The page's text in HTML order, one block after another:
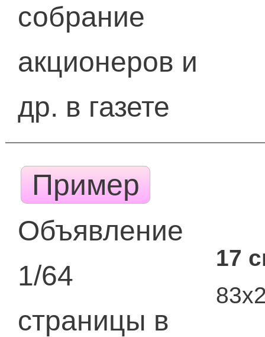
собрание
акционеров и
др. в газете
Пример
Объявление
1/64
страницы в
17